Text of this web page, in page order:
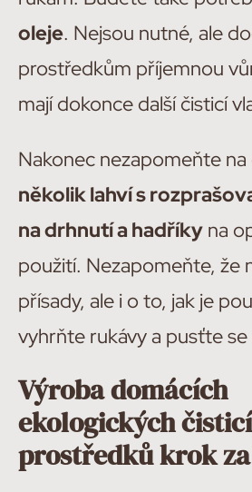
oleje. Nejsou nutné, ale
prostředkům příjemnou
mají dokonce další čisticí
Nakonec nezapomeňte
několik lahví s
na drhnutí a hadříky na
použití. Nezapomeňte, že
přísady, ale i o to, jak je
vyhrňte rukávy a pusťte
Výroba domácích
ekologických
prostředků krok